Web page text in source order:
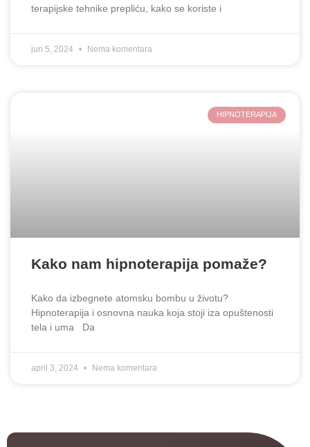
terapijske tehnike prepliću, kako se koriste i
jun 5, 2024 Nema komentara
HIPNOTERAPIJA
Kako nam hipnoterapija pomaže?
Kako da izbegnete atomsku bombu u životu?
Hipnoterapija i osnovna nauka koja stoji iza opuštenosti
tela i uma Da
april 3, 2024 Nema komentara